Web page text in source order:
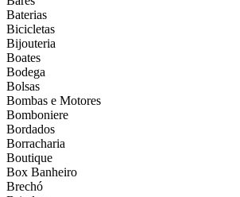
Baterias
Bicicletas
Bijouteria
Boates
Bodega
Bolsas
Bombas e Motores
Bomboniere
Bordados
Borracharia
Boutique
Box Banheiro
Brechó